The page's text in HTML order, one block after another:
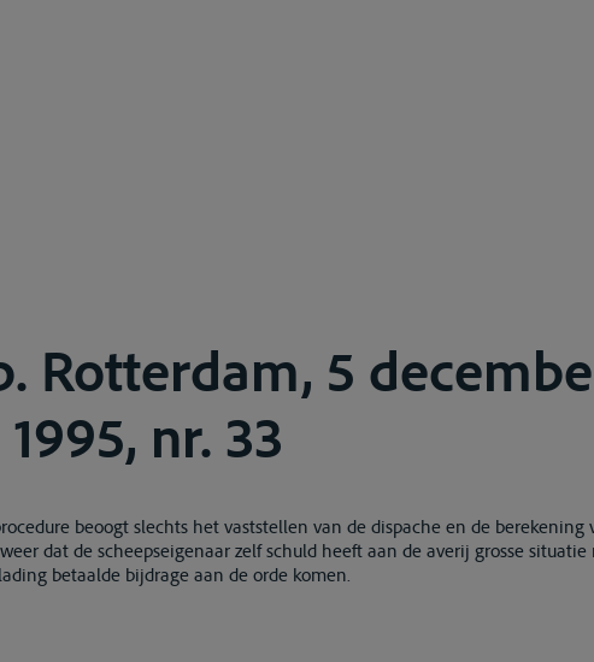
Rotterdam, 5
1995, nr. 33
beoogt slechts het vaststellen van de dispache en de berekening
dat de scheepseigenaar zelf schuld heeft aan de averij grosse
betaalde bijdrage aan de orde komen.